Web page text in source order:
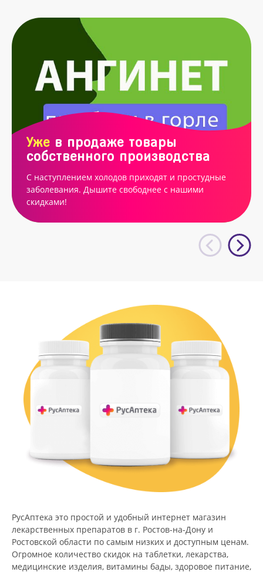
Уже в продаже товары
собственного производства
С наступлением холодов приходят и простудные
заболевания. Дышите свободнее с нашими
скидками!
РусАптека это простой и удобный интернет магазин
лекарственных препаратов в г. Ростов-на-Дону и
Ростовской области по самым низких и доступным ценам.
Огромное количество скидок на таблетки, лекарства,
медицинские изделия, витамины бады, здоровое питание,